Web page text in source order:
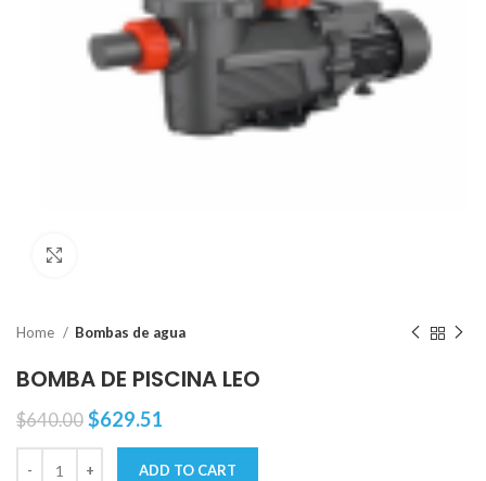
Home Bombas de agua
BOMBA DE PISCINA LEO
$640.00 $629.51
ADD TO CART